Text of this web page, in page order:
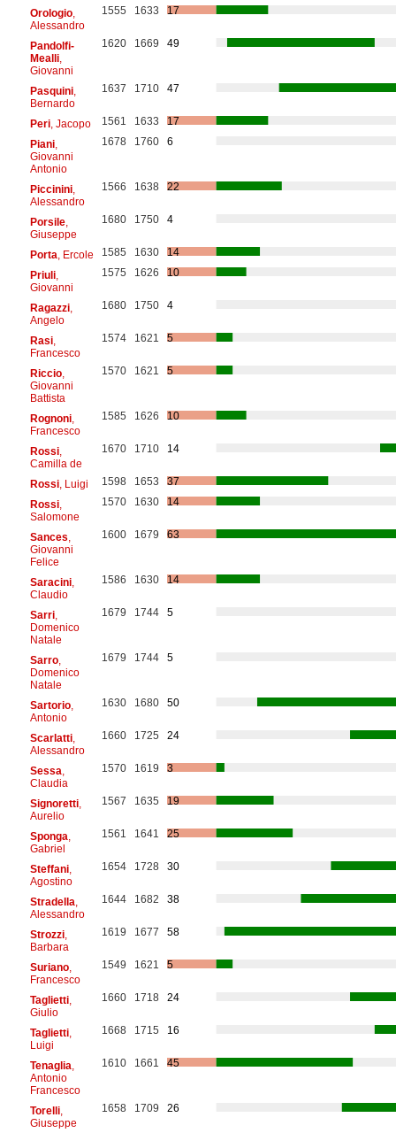
Orologio,
Alessandro
1555 1633 17
Pandolfi-
Mealli,
Giovanni
1620 1669 49
Pasquini,
Bernardo
1637 1710 47
Peri, Jacopo 1561 1633
17
Piani,
Giovanni
Antonio
1678 1760 6
Piccinini,
Alessandro
1566 1638 22
Porsile,
Giuseppe
1680 1750 4
Porta , Ercole 1585 1630
14
Priuli,
Giovanni
1575 1626 10
Ragazzi,
Angelo
1680 1750 4
Rasi,
Francesco
1574 1621 5
Riccio,
Giovanni
Battista
1570 1621 5
Rognoni,
Francesco
1585 1626 10
Rossi,
Camilla de
1670 1710 14
Rossi, Luigi 1598 1653
37
Rossi,
Salomone
1570 1630 14
Sances
Giovanni
Felice
1600 1679 63
Saracini,
Claudio
1586 1630 14
Sarri,
Domenico
Natale
1679 1744 5
Sarro,
Domenico
Natale
1679 1744 5
Sartorio,
Antonio
1630 1680 50
Scarlatti,
Alessandro
1660 1725 24
Sessa
Claudia
1570 1619 3
Signoretti,
Aurelio
1567 1635 19
Sponga
Gabriel
1561 1641 25
Steffani,
Agostino
1654 1728 30
Stradella
Alessandro
1644 1682 38
Strozzi,
Barbara
1619 1677 58
Suriano,
Francesco
1549 1621 5
Taglietti,
Giulio
1660 1718 24
Taglietti,
Luigi
1668 1715 16
Tenaglia
Antonio
Francesco
1610 1661 45
Torelli,
Giuseppe
1658 1709 26